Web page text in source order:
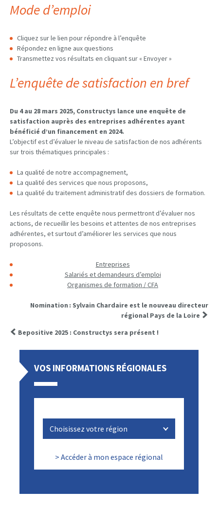
Mode d’emploi
Cliquez sur le lien pour répondre à l’enquête
Répondez en ligne aux questions
Transmettez vos résultats en cliquant sur « Envoyer »
L’enquête de satisfaction en bref
Du 4 au 28 mars 2025, Constructys lance une enquête de
satisfaction auprès des entreprises adhérentes ayant
bénéficié d’un financement en 2024.
L’objectif est d’évaluer le niveau de satisfaction de nos adhérents
sur trois thématiques principales :
La qualité de notre accompagnement,
La qualité des services que nous proposons,
La qualité du traitement administratif des dossiers de formation.
Les résultats de cette enquête nous permettront d’évaluer nos
actions, de recueillir les besoins et attentes de nos entreprises
adhérentes, et surtout d’améliorer les services que nous
proposons.
Entreprises
Salariés et demandeurs d’emploi
Organismes de formation / CFA
Nomination : Sylvain Chardaire est le nouveau directeur
régional Pays de la Loire
Bepositive 2025 : Constructys sera présent !
VOS INFORMATIONS RÉGIONALES
> Accéder à mon espace régional